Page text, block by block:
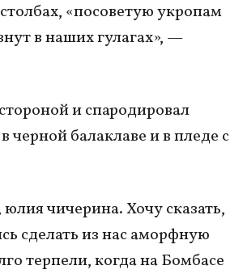
«посоветую укропам
в наших гулагах», —
и спародировал
черной балаклаве и в пледе с
чичерина. Хочу сказать,
сделать из нас аморфную
терпели, когда на Бомбасе